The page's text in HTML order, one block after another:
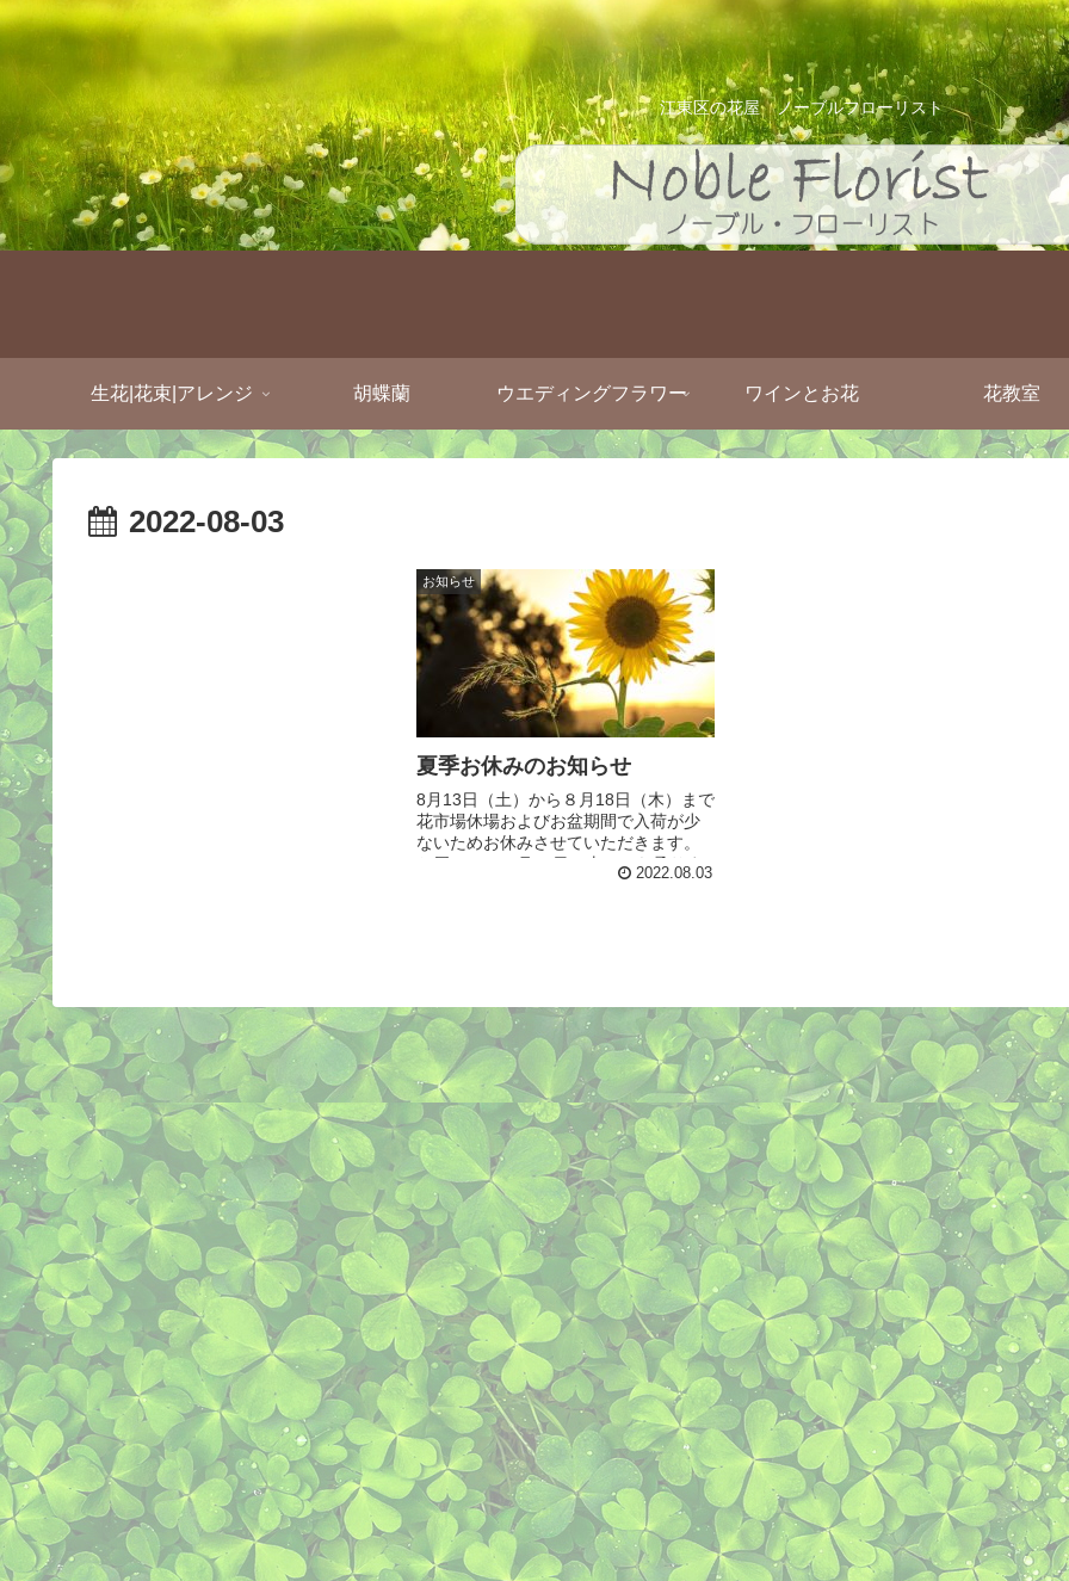
江東区の花屋 ノーブルフローリスト
生花|花束|アレンジ 胡蝶蘭 ウエディングフラワー ワインとお花 花教室
2022-08-03
お知らせ
夏季お休みのお知らせ
8月13日（土）から８月18日（木）まで
花市場休場およびお盆期間で入荷が少
ないためお休みさせていただきます。
お届けは、８月20日（土）から承りま
す。 この期間を除く日のご注文は、イ
2022.08.03